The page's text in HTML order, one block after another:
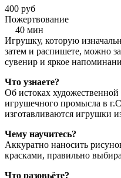
400 руб
Пожертвование
40 мин
Игрушку, которую
затем и распишете, можно
сувенир и яркое
Что узнаете?
Об истоках
игрушечного промысла в
изготавливаются игрушки
Чему научитесь?
Аккуратно наносить
красками, правильно
Что разовьёте?